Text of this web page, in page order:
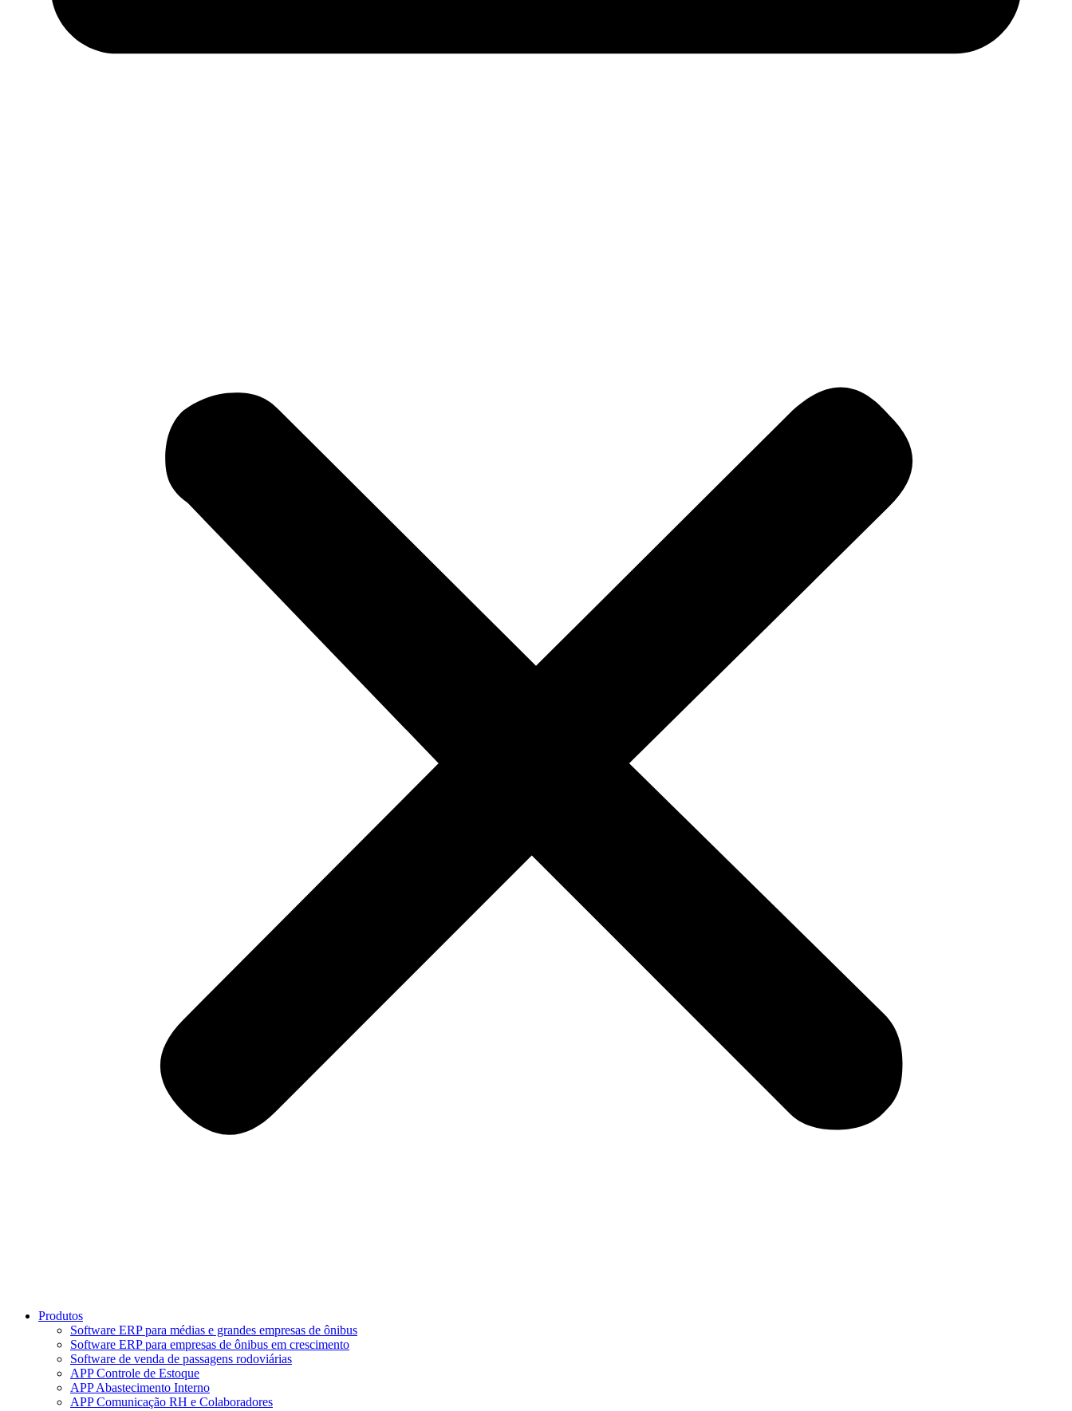
Produtos
Software ERP para médias e grandes empresas de ônibus
Software ERP para empresas de ônibus em crescimento
Software de venda de passagens rodoviárias
APP Controle de Estoque
APP Abastecimento Interno
APP Comunicação RH e Colaboradores